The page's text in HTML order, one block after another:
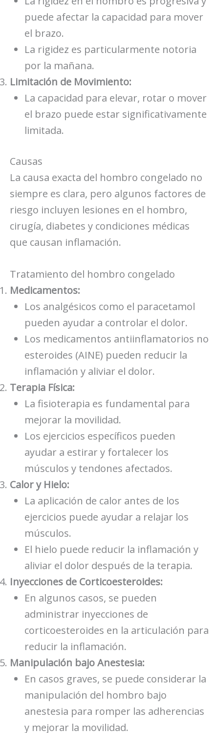
puede afectar la capacidad para mover
el brazo.
La rigidez es particularmente notoria
por la mañana.
Limitación de Movimiento:
La capacidad para elevar, rotar o mover
el brazo puede estar significativamente
limitada.
Causas
La causa exacta del hombro congelado no
siempre es clara, pero algunos factores de
riesgo incluyen lesiones en el hombro,
cirugía, diabetes y condiciones médicas
que causan inflamación.
Tratamiento del hombro congelado
Medicamentos:
Los analgésicos como el paracetamol
pueden ayudar a controlar el dolor.
Los medicamentos antiinflamatorios no
esteroides (AINE) pueden reducir la
inflamación y aliviar el dolor.
Terapia Física:
La fisioterapia es fundamental para
mejorar la movilidad.
Los ejercicios específicos pueden
ayudar a estirar y fortalecer los
músculos y tendones afectados.
Calor y Hielo:
La aplicación de calor antes de los
ejercicios puede ayudar a relajar los
músculos.
El hielo puede reducir la inflamación y
aliviar el dolor después de la terapia.
Inyecciones de Corticoesteroides:
En algunos casos, se pueden
administrar inyecciones de
corticoesteroides en la articulación para
reducir la inflamación.
Manipulación bajo Anestesia:
En casos graves, se puede considerar la
manipulación del hombro bajo
anestesia para romper las adherencias
y mejorar la movilidad.